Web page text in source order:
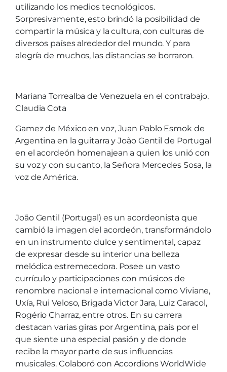
utilizando los medios tecnológicos.
Sorpresivamente, esto brindó la posibilidad de
compartir la música y la cultura, con culturas de
diversos países alrededor del mundo. Y para
alegría de muchos, las distancias se borraron.
Mariana Torrealba de Venezuela en el contrabajo,
Claudia Cota
Gamez de México en voz, Juan Pablo Esmok de
Argentina en la guitarra y João Gentil de Portugal
en el acordeón homenajean a quien los unió con
su voz y con su canto, la Señora Mercedes Sosa, la
voz de América.
João Gentil (Portugal) es un acordeonista que
cambió la imagen del acordeón, transformándolo
en un instrumento dulce y sentimental, capaz
de expresar desde su interior una belleza
melódica estremecedora. Posee un vasto
currículo y participaciones con músicos de
renombre nacional e internacional como Viviane,
Uxía, Rui Veloso, Brigada Victor Jara, Luiz Caracol,
Rogério Charraz, entre otros. En su carrera
destacan varias giras por Argentina, país por el
que siente una especial pasión y de donde
recibe la mayor parte de sus influencias
musicales. Colaboró con Accordions WorldWide